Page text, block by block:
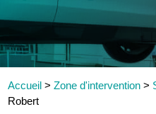
Accueil >Zone d'intervention >
Robert